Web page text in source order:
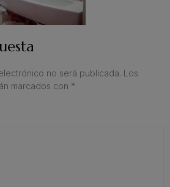
no será publicada. Los
marcados con *